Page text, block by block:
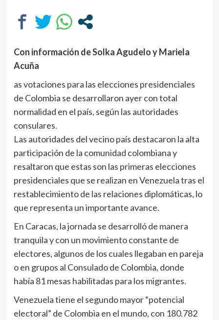
Con información de Solka Agudelo y Mariela
Acuña
as votaciones para las elecciones presidenciales
de Colombia se desarrollaron ayer con total
normalidad en el país, según las autoridades
consulares.
Las autoridades del vecino país destacaron la alta
participación de la comunidad colombiana y
resaltaron que estas son las primeras elecciones
presidenciales que se realizan en Venezuela tras el
restablecimiento de las relaciones diplomáticas, lo
que representa un importante avance.
En Caracas, la jornada se desarrolló de manera
tranquila y con un movimiento constante de
electores, algunos de los cuales llegaban en pareja
o en grupos al Consulado de Colombia, donde
había 81 mesas habilitadas para los migrantes.
Venezuela tiene el segundo mayor “potencial
electoral” de Colombia en el mundo, con 180.782